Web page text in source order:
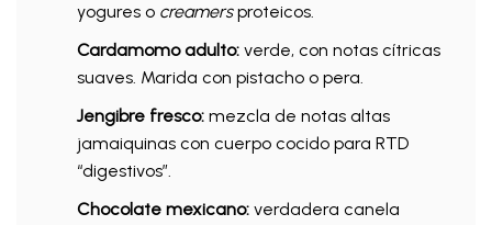
yogures o creamersproteicos.
Cardamomo adulto: verde, con notas cítricas
suaves. Marida con pistacho o pera.
Jengibre fresco: mezcla de notas altas
jamaiquinas con cuerpo cocido para RTD
“digestivos”.
Chocolate mexicano: verdadera canela